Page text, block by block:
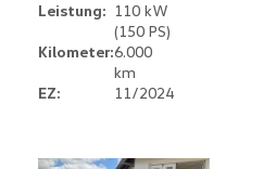
Leistung: 110 kW
(150 PS)
Kilometer:6.000
km
EZ:
11/2024